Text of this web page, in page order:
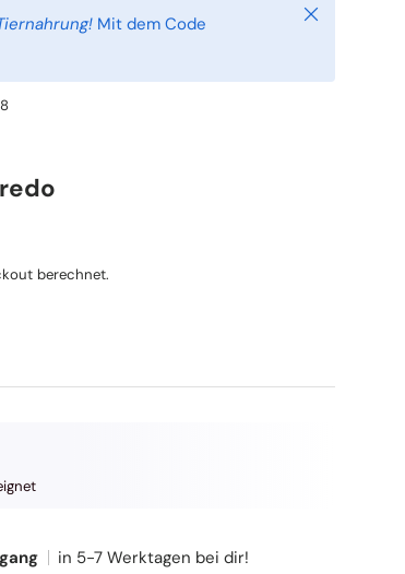
Mit dem Code
Schließen
berechnet.
in 5-7 Werktagen bei dir!